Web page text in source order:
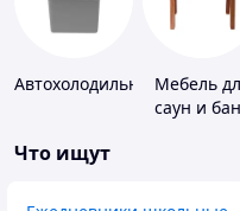
АвтохолодильникиМебель
саун и
Что ищут